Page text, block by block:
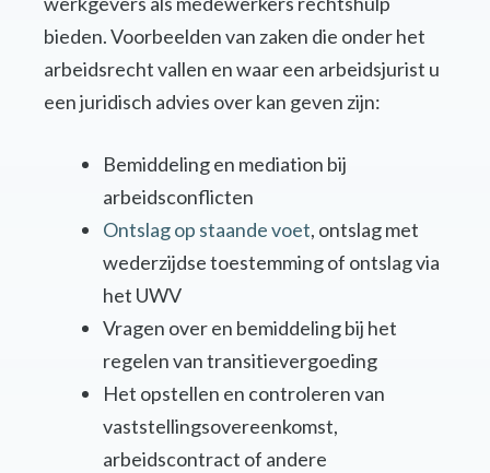
bieden. Voorbeelden van zaken die onder het
arbeidsrecht vallen en waar een arbeidsjurist u
een juridisch advies over kan geven zijn:
Bemiddeling en mediation bij
arbeidsconflicten
Ontslag op staande voet, ontslag met
wederzijdse toestemming of ontslag via
het UWV
Vragen over en bemiddeling bij het
regelen van transitievergoeding
Het opstellen en controleren van
vaststellingsovereenkomst,
arbeidscontract of andere